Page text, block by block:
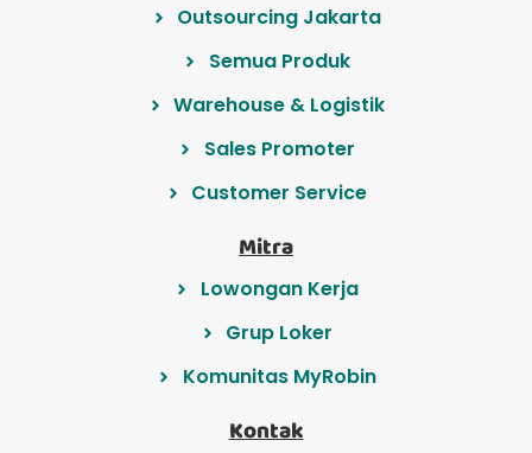
Outsourcing Jakarta
Semua Produk
Warehouse & Logistik
Sales Promoter
Customer Service
Mitra
Lowongan Kerja
Grup Loker
Komunitas MyRobin
Kontak